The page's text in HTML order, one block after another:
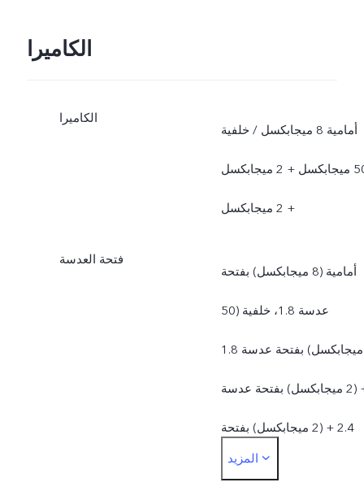
الكاميرا
الكاميرا
أمامية 8 ميجابكسل / خلفية
50 ميجابكسل + 2 ميجابكسل
+ 2 ميجابكسل
فتحة العدسة
أمامية (8 ميجابكسل) بفتحة
عدسة 1.8، خلفية (50
ميجابكسل) بفتحة عدسة 1.8
+ (2 ميجابكسل) بفتحة عدسة
2.4 + (2 ميجابكسل) بفتحة
عدسة 2.4
المزيد